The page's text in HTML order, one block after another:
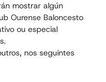
mostrar algún
Ourense Baloncesto
ou especial
nos seguintes